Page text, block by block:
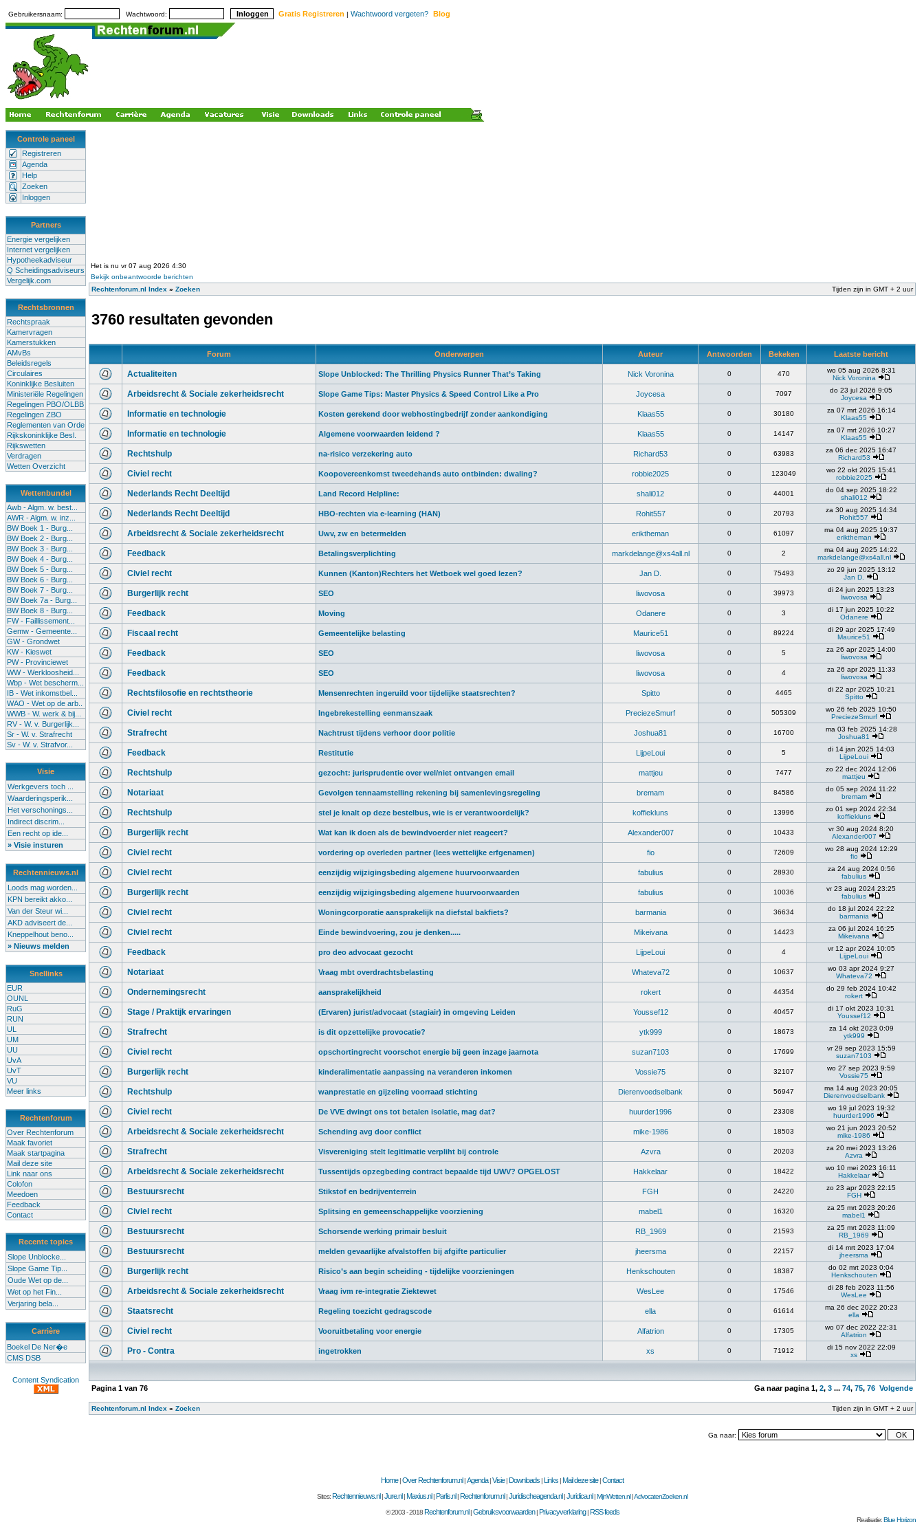
Gebruikersnaam: Wachtwoord: Gratis Registreren | Wachtwoord vergeten? Blog
Controle paneel
Registreren
Agenda
Help
Zoeken
Inloggen
Partners
Energie vergelijken
Internet vergelijken
Hypotheekadviseur
Q Scheidingsadviseurs
Vergelijk.com
Rechtsbronnen
Rechtspraak
Kamervragen
Kamerstukken
AMvBs
Beleidsregels
Circulaires
Koninklijke Besluiten
Ministeriële Regelingen
Regelingen PBO/OLBB
Regelingen ZBO
Reglementen van Orde
Rijkskoninklijke Besl.
Rijkswetten
Verdragen
Wetten Overzicht
Wettenbundel
Awb - Algm. w. best...
AWR - Algm. w. inz...
BW Boek 1 - Burg...
BW Boek 2 - Burg...
BW Boek 3 - Burg...
BW Boek 4 - Burg...
BW Boek 5 - Burg...
BW Boek 6 - Burg...
BW Boek 7 - Burg...
BW Boek 7a - Burg...
BW Boek 8 - Burg...
FW - Faillissement...
Gemw - Gemeente...
GW - Grondwet
KW - Kieswet
PW - Provinciewet
WW - Werkloosheid...
Wbp - Wet bescherm...
IB - Wet inkomstbel...
WAO - Wet op de arb..
WWB - W. werk & bij...
RV - W. v. Burgerlijk...
Sr - W. v. Strafrecht
Sv - W. v. Strafvor...
Visie
Werkgevers toch ...
Waarderingsperik...
Het verschonings...
Indirect discrim...
Een recht op ide...
» Visie insturen
Rechtennieuws.nl
Loods mag worden...
KPN bereikt akko...
Van der Steur wi...
AKD adviseert de...
Kneppelhout beno...
» Nieuws melden
Snellinks
EUR
OUNL
RuG
RUN
UL
UM
UU
UvA
UvT
VU
Meer links
Rechtenforum
Over Rechtenforum
Maak favoriet
Maak startpagina
Mail deze site
Link naar ons
Colofon
Meedoen
Feedback
Contact
Recente topics
Slope Unblocke...
Slope Game Tip...
Oude Wet op de...
Wet op het Fin...
Verjaring bela...
Carrière
Boekel De Ner�e
CMS DSB
Content Syndication
Het is nu vr 07 aug 2026 4:30
Bekijk onbeantwoorde berichten
Rechtenforum.nl Index » Zoeken Tijden zijn in GMT + 2 uur
3760 resultaten gevonden
Forum Onderwerpen Auteur Antwoorden Bekeken Laatste bericht
Actualiteiten Slope Unblocked: The Thrilling Physics Runner That’s Taking Nick Voronina 0 470
wo 05 aug 2026 8:31
Nick Voronina
Arbeidsrecht & Sociale zekerheidsrecht Slope Game Tips: Master Physics & Speed Control Like a Pro Joycesa 0 7097
do 23 jul 2026 9:05
Joycesa
Informatie en technologie Kosten gerekend door webhostingbedrijf zonder aankondiging Klaas55 0 30180
za 07 mrt 2026 16:14
Klaas55
Informatie en technologie Algemene voorwaarden leidend ? Klaas55 0 14147
za 07 mrt 2026 10:27
Klaas55
Rechtshulp na-risico verzekering auto Richard53 0 63983
za 06 dec 2025 16:47
Richard53
Civiel recht Koopovereenkomst tweedehands auto ontbinden: dwaling? robbie2025 0 123049
wo 22 okt 2025 15:41
robbie2025
Nederlands Recht Deeltijd Land Record Helpline: shali012 0 44001
do 04 sep 2025 18:22
shali012
Nederlands Recht Deeltijd HBO-rechten via e-learning (HAN) Rohit557 0 20793
za 30 aug 2025 14:34
Rohit557
Arbeidsrecht & Sociale zekerheidsrecht Uwv, zw en betermelden eriktheman 0 61097
ma 04 aug 2025 19:37
eriktheman
Feedback Betalingsverplichting markdelange@xs4all.nl 0 2
ma 04 aug 2025 14:22
markdelange@xs4all.nl
Civiel recht Kunnen (Kanton)Rechters het Wetboek wel goed lezen? Jan D. 0 75493
zo 29 jun 2025 13:12
Jan D.
Burgerlijk recht SEO liwovosa 0 39973
di 24 jun 2025 13:23
liwovosa
Feedback Moving Odanere 0 3
di 17 jun 2025 10:22
Odanere
Fiscaal recht Gemeentelijke belasting Maurice51 0 89224
di 29 apr 2025 17:49
Maurice51
Feedback SEO liwovosa 0 5
za 26 apr 2025 14:00
liwovosa
Feedback SEO liwovosa 0 4
za 26 apr 2025 11:33
liwovosa
Rechtsfilosofie en rechtstheorie Mensenrechten ingeruild voor tijdelijke staatsrechten? Spitto 0 4465
di 22 apr 2025 10:21
Spitto
Civiel recht Ingebrekestelling eenmanszaak PreciezeSmurf 0 505309
wo 26 feb 2025 10:50
PreciezeSmurf
Strafrecht Nachtrust tijdens verhoor door politie Joshua81 0 16700
ma 03 feb 2025 14:28
Joshua81
Feedback Restitutie LijpeLoui 0 5
di 14 jan 2025 14:03
LijpeLoui
Rechtshulp gezocht: jurisprudentie over wel/niet ontvangen email mattjeu 0 7477
zo 22 dec 2024 12:06
mattjeu
Notariaat Gevolgen tennaamstelling rekening bij samenlevingsregeling bremam 0 84586
do 05 sep 2024 11:22
bremam
Rechtshulp stel je knalt op deze bestelbus, wie is er verantwoordelijk? koffiekluns 0 13996
zo 01 sep 2024 22:34
koffiekluns
Burgerlijk recht Wat kan ik doen als de bewindvoerder niet reageert? Alexander007 0 10433
vr 30 aug 2024 8:20
Alexander007
Civiel recht vordering op overleden partner (lees wettelijke erfgenamen) fio 0 72609
wo 28 aug 2024 12:29
fio
Civiel recht eenzijdig wijzigingsbeding algemene huurvoorwaarden fabulius 0 28930
za 24 aug 2024 0:56
fabulius
Burgerlijk recht eenzijdig wijzigingsbeding algemene huurvoorwaarden fabulius 0 10036
vr 23 aug 2024 23:25
fabulius
Civiel recht Woningcorporatie aansprakelijk na diefstal bakfiets? barmania 0 36634
do 18 jul 2024 22:22
barmania
Civiel recht Einde bewindvoering, zou je denken..... Mikeivana 0 14423
za 06 jul 2024 16:25
Mikeivana
Feedback pro deo advocaat gezocht LijpeLoui 0 4
vr 12 apr 2024 10:05
LijpeLoui
Notariaat Vraag mbt overdrachtsbelasting Whateva72 0 10637
wo 03 apr 2024 9:27
Whateva72
Ondernemingsrecht aansprakelijkheid rokert 0 44354
do 29 feb 2024 10:42
rokert
Stage / Praktijk ervaringen (Ervaren) jurist/advocaat (stagiair) in omgeving Leiden Youssef12 0 40457
di 17 okt 2023 10:31
Youssef12
Strafrecht is dit opzettelijke provocatie? ytk999 0 18673
za 14 okt 2023 0:09
ytk999
Civiel recht opschortingrecht voorschot energie bij geen inzage jaarnota suzan7103 0 17699
vr 29 sep 2023 15:59
suzan7103
Burgerlijk recht kinderalimentatie aanpassing na veranderen inkomen Vossie75 0 32107
wo 27 sep 2023 9:59
Vossie75
Rechtshulp wanprestatie en gijzeling voorraad stichting Dierenvoedselbank 0 56947
ma 14 aug 2023 20:05
Dierenvoedselbank
Civiel recht De VVE dwingt ons tot betalen isolatie, mag dat? huurder1996 0 23308
wo 19 jul 2023 19:32
huurder1996
Arbeidsrecht & Sociale zekerheidsrecht Schending avg door conflict mike-1986 0 18503
wo 21 jun 2023 20:52
mike-1986
Strafrecht Visvereniging stelt legitimatie verpliht bij controle Azvra 0 20203
za 20 mei 2023 13:26
Azvra
Arbeidsrecht & Sociale zekerheidsrecht Tussentijds opzegbeding contract bepaalde tijd UWV? OPGELOST Hakkelaar 0 18422
wo 10 mei 2023 16:11
Hakkelaar
Bestuursrecht Stikstof en bedrijventerrein FGH 0 24220
zo 23 apr 2023 22:15
FGH
Civiel recht Splitsing en gemeenschappelijke voorziening mabel1 0 16320
za 25 mrt 2023 20:26
mabel1
Bestuursrecht Schorsende werking primair besluit RB_1969 0 21593
za 25 mrt 2023 11:09
RB_1969
Bestuursrecht melden gevaarlijke afvalstoffen bij afgifte particulier jheersma 0 22157
di 14 mrt 2023 17:04
jheersma
Burgerlijk recht Risico’s aan begin scheiding - tijdelijke voorzieningen Henkschouten 0 18387
do 02 mrt 2023 0:04
Henkschouten
Arbeidsrecht & Sociale zekerheidsrecht Vraag ivm re-integratie Ziektewet WesLee 0 17546
di 28 feb 2023 11:56
WesLee
Staatsrecht Regeling toezicht gedragscode ella 0 61614
ma 26 dec 2022 20:23
ella
Civiel recht Vooruitbetaling voor energie Alfatrion 0 17305
wo 07 dec 2022 22:31
Alfatrion
Pro - Contra ingetrokken xs 0 71912
di 15 nov 2022 22:09
xs
Pagina 1 van 76 Ga naar pagina 1, 2, 3 ... 74, 75, 76 Volgende
Rechtenforum.nl Index » Zoeken Tijden zijn in GMT + 2 uur
Ga naar:
Home|Over Rechtenforum.nl |Agenda|Visie|Downloads |Links |Mail deze site|Contact
Sites:Rechtennieuws.nl |Jure.nl |Maxius.nl |Parlis.nl |Rechtenforum.nl |Juridischeagenda.nl |Juridica.nl |MijnWetten.nl|AdvocatenZoeken.nl
© 2003 - 2018Rechtenforum.nl|Gebruiksvoorwaarden|Privacyverklaring|RSS feeds
Realisatie:Blue Horizon